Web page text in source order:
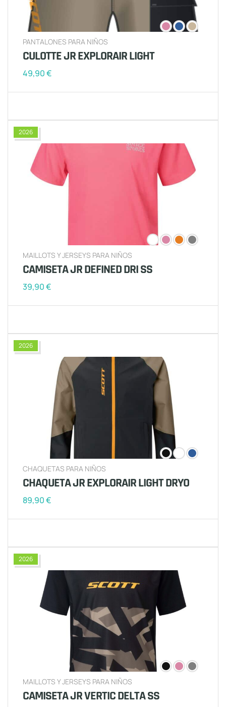
PANTALONES PARA NIÑOS
CULOTTE JR EXPLORAIR LIGHT
49,90€
2026
MAILLOTS Y JERSEYS PARA NIÑOS
CAMISETA JR DEFINED DRI SS
39,90€
2026
CHAQUETAS PARA NIÑOS
CHAQUETA JR EXPLORAIR LIGHT DRYO
89,90€
2026
MAILLOTS Y JERSEYS PARA NIÑOS
CAMISETA JR VERTIC DELTA SS